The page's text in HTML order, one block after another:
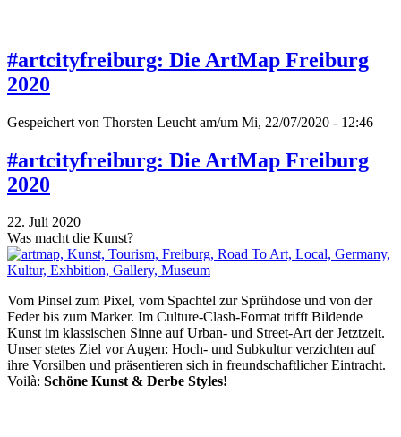
#artcityfreiburg: Die ArtMap Freiburg
2020
Gespeichert von Thorsten Leucht am/um Mi, 22/07/2020 - 12:46
#artcityfreiburg: Die ArtMap Freiburg
2020
22. Juli 2020
Was macht die Kunst?
Vom Pinsel zum Pixel, vom Spachtel zur Sprühdose und von der
Feder bis zum Marker. Im Culture-Clash-Format trifft Bildende
Kunst im klassischen Sinne auf Urban- und Street-Art der Jetztzeit.
Unser stetes Ziel vor Augen: Hoch- und Subkultur verzichten auf
ihre Vorsilben und präsentieren sich in freundschaftlicher Eintracht.
Voilà: Schöne Kunst & Derbe Styles!